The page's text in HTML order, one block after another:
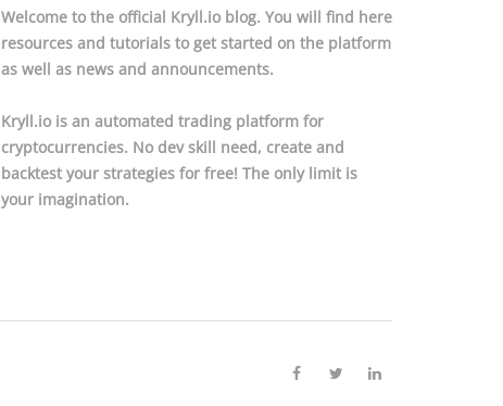
Welcome to the official Kryll.io blog. You will find here
resources and tutorials to get started on the platform
as well as news and announcements.
Kryll.io is an automated trading platform for
cryptocurrencies. No dev skill need, create and
backtest your strategies for free! The only limit is
your imagination.